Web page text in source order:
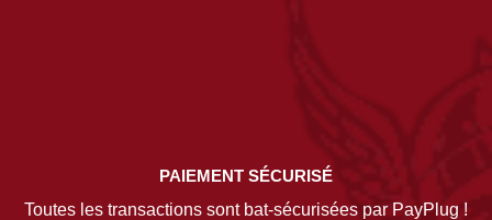
PAIEMENT SÉCURISÉ
Toutes les transactions sont bat-sécurisées par PayPlug !